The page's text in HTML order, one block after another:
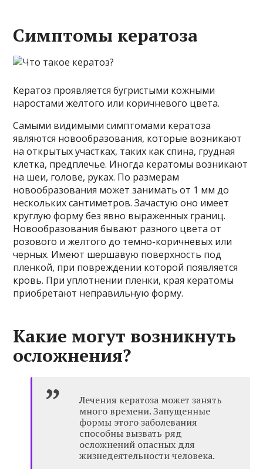
Симптомы кератоза
Кератоз проявляется бугристыми кожными
наростами жёлтого или коричневого цвета.
Самыми видимыми симптомами кератоза
являются новообразования, которые возникают
на открытых участках, таких как спина, грудная
клетка, предплечье. Иногда кератомы возникают
на шеи, голове, руках. По размерам
новообразования может занимать от 1 мм до
нескольких сантиметров. Зачастую оно имеет
круглую форму без явно выраженных границ.
Новообразования бывают разного цвета от
розового и желтого до темно-коричневых или
черных. Имеют шершавую поверхность под
пленкой, при повреждении которой появляется
кровь. При уплотнении пленки, края кератомы
приобретают неправильную форму.
Какие могут возникнуть
осложнения?
Лечения кератоза может занять
много времени. Запущенные
формы этого заболевания
способны вызвать ряд
осложнений опасных для
жизнедеятельности человека.